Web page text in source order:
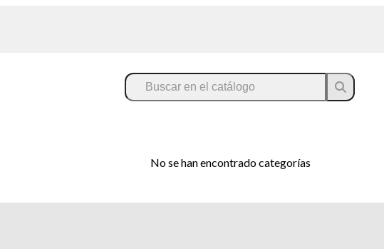
No se han encontrado categorías